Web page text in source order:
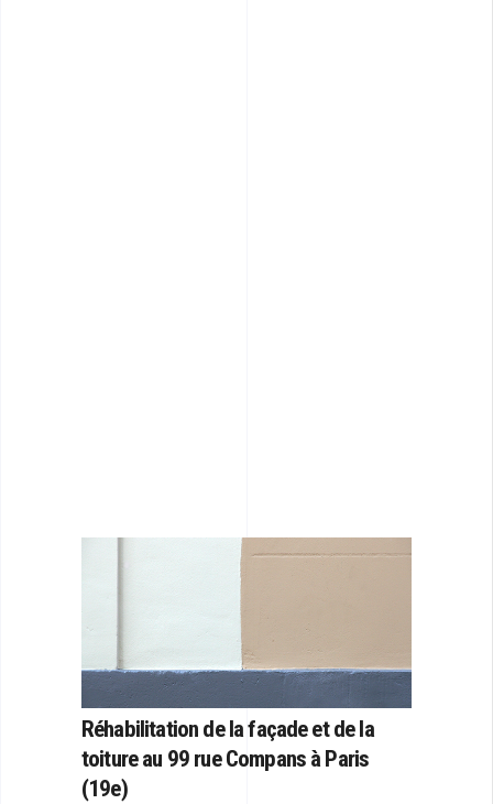
Réhabilitation dela façade et de la
toiture au 99 rue Compans à Paris
(19e)